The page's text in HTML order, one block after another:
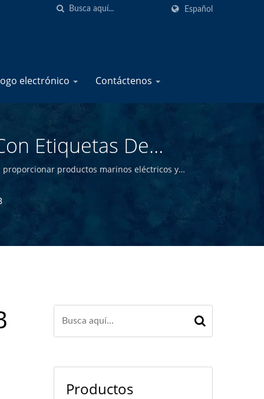
Español
electrónico Contáctenos
Etiquetas De
Fusibles Marinos -
YIS Marine
proporcionar productos marinos eléctricos y
ofrecer productos marinos de alta calidad a
Productos